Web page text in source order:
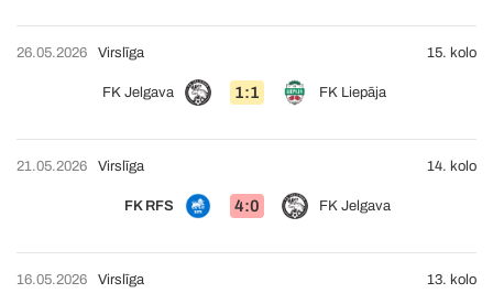
26.05.2026
FK Jelgava 1:1 FK Liepāja
Virslīga 15. kolo
21.05.2026
FK RFS 4:0 FK Jelgava
Virslīga 14. kolo
16.05.2026 Virslīga 13. kolo